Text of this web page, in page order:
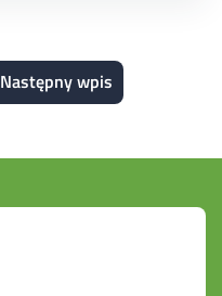
Następny wpis